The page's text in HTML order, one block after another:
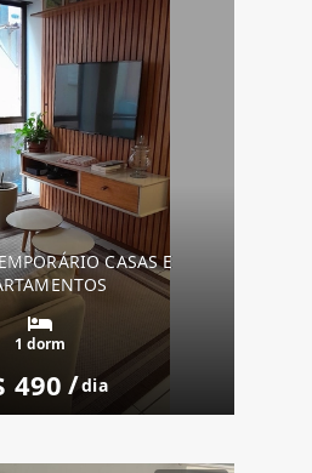
CASAS E
1 dorm
490 /dia